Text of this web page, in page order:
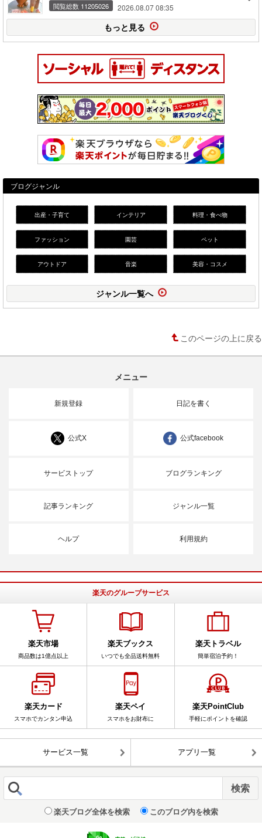
閲覧総数 11205026 2026.08.07 08:35
もっと見る
ブログジャンル
出産・子育て インテリア 料理・食べ物
ファッション 園芸 ペット
アウトドア 音楽 美容・コスメ
ジャンル一覧へ
このページの上に戻る
メニュー
新規登録 日記を書く
公式X 公式facebook
サービストップ ブログランキング
記事ランキング ジャンル一覧
ヘルプ 利用規約
楽天のグループサービス
楽天市場
商品数は1億点以上
楽天ブックス
いつでも全品送料無料
楽天トラベル
簡単宿泊予約！
楽天カード
スマホでカンタン申込
楽天ペイ
スマホをお財布に
楽天PointClub
手軽にポイントを確認
サービス一覧 アプリ一覧
楽天ブログ全体を検索 このブログ内を検索